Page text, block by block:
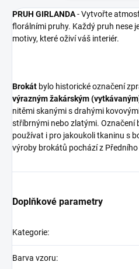
PRUH GIRLANDA- Vytvořte
florálními pruhy. Každý pruh nese
motivy, které oživí váš interiér.
Brokát bylo historické označení
výraznýmžakárským
nitěmi skanými s drahými
stříbrnými nebo zlatými. Označení
používat i pro jakoukoli tkaninu s
výroby brokátů pochází z
Doplňkové parametry
Kategorie:
Barva vzoru: